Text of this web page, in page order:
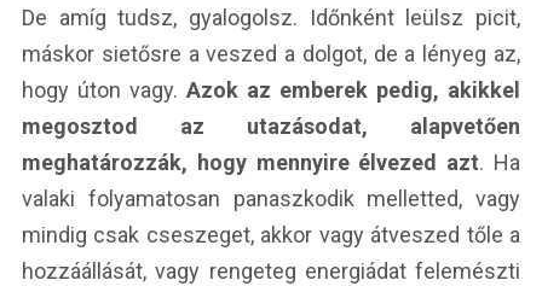
De amíg tudsz, gyalogolsz. Időnként leülsz picit,
máskor sietősre a veszed a dolgot, de a lényeg az,
hogy úton vagy. Azok az emberek pedig, akikkel
megosztod az utazásodat, alapvetően
meghatározzák, hogy mennyire élvezed azt. Ha
valaki folyamatosan panaszkodik melletted, vagy
mindig csak cseszeget, akkor vagy átveszed tőle a
hozzáállását, vagy rengeteg energiádat felemészti